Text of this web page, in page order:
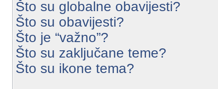
Što su globalne obavijesti?
Što su obavijesti?
Što je “važno”?
Što su zaključane teme?
Što su ikone tema?